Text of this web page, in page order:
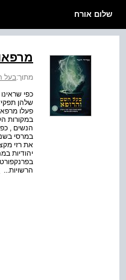
שלום אורח
מתוך:בעל
כפי
שלהן
פעלו
במקורות
הנשים ,
את רזי
הרשויות...